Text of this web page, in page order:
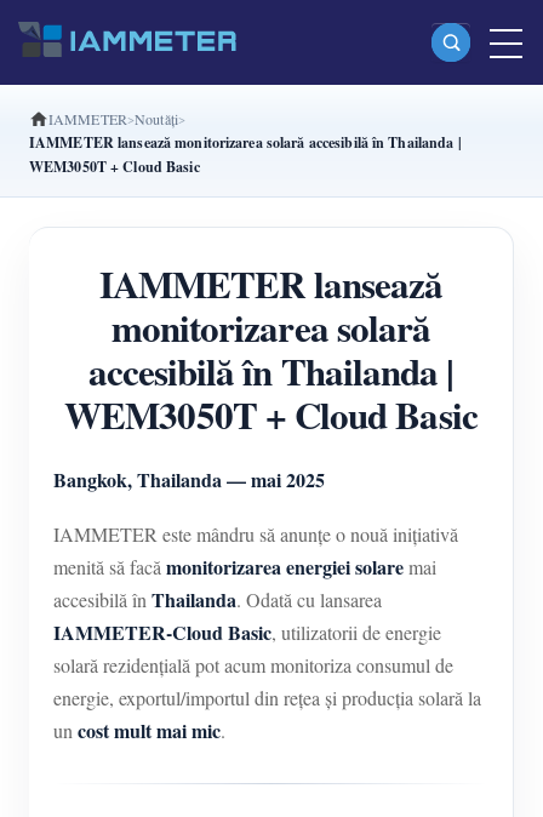
Produse
Contor de energie Wi-Fi split-phase (WEM2067)
Contor de energie Wi-Fi trifazat (WEM3080T)
Contor de energie Wi-Fi trifazat (WEM3046T)
Contor de energie Wi-Fi trifazat (WEM3050T)
Controler de putere WiFi
Simulator IAMMETER
Contor virtual
Sistem de prognoză și simulare energetică
Aplicații
Monitor energetic pentru sistem solar FV
IAMMETER Noutăți
IAMMETER lansează monitorizarea solară accesibilă în Thailanda |
WEM3050T + Cloud Basic
IAMMETER lansează
monitorizarea solară
accesibilă în Thailanda |
WEM3050T + Cloud Basic
Bangkok, Thailanda — mai 2025
IAMMETER este mândru să anunțe o nouă inițiativă
menită să facămonitorizarea energiei solaremai
accesibilă înThailanda. Odată cu lansarea
IAMMETER-Cloud Basic, utilizatorii de energie
solară rezidențială pot acum monitoriza consumul de
energie, exportul/importul din rețea și producția solară la
uncost mult mai mic.